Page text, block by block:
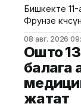
жана
жүргүзүлгөн.
Бишкекте 11-
Фрунзе
мэриясынын
бул убакта
Фрунзе жана
кайрадан
өзгөрүүлөрдү
08 авг. 2026
Ошто
балага
жатат